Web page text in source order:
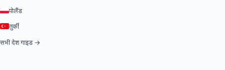
पोलैंड
तुर्की
सभी देश गाइड →